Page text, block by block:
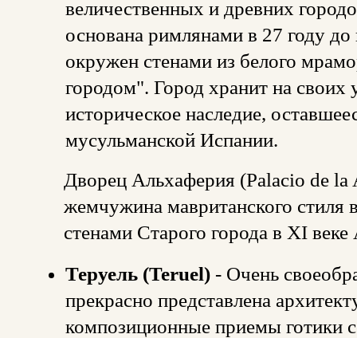
величественных и древних
основана римлянами в 27 году
окружен стенами из белого
городом". Город хранит на своих
историческое наследие,
мусульманской Испании.
Дворец Альхаферия (Palacio de
жемчужина мавританского стиля
стенами Старого города в XI
Теруель (Teruel) - Очень
прекрасно представлена
композиционные приемы готики